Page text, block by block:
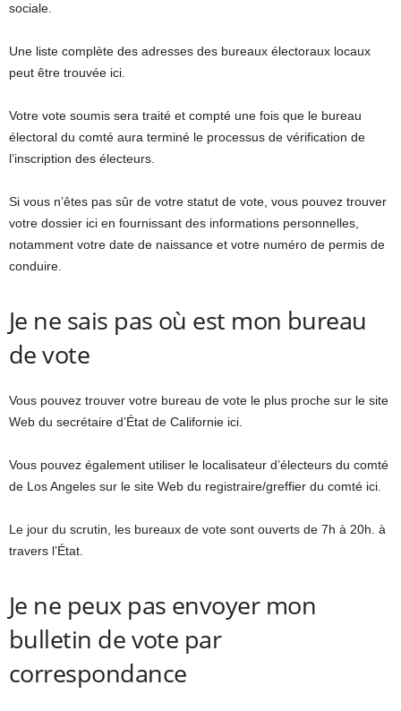
sociale.
Une liste complète des adresses des bureaux électoraux locaux
peut être trouvée ici.
Votre vote soumis sera traité et compté une fois que le bureau
électoral du comté aura terminé le processus de vérification de
l’inscription des électeurs.
Si vous n’êtes pas sûr de votre statut de vote, vous pouvez trouver
votre dossier ici en fournissant des informations personnelles,
notamment votre date de naissance et votre numéro de permis de
conduire.
Je ne sais pas où est mon bureau
de vote
Vous pouvez trouver votre bureau de vote le plus proche sur le site
Web du secrétaire d’État de Californie ici.
Vous pouvez également utiliser le localisateur d’électeurs du comté
de Los Angeles sur le site Web du registraire/greffier du comté ici.
Le jour du scrutin, les bureaux de vote sont ouverts de 7h à 20h. à
travers l’État.
Je ne peux pas envoyer mon
bulletin de vote par
correspondance